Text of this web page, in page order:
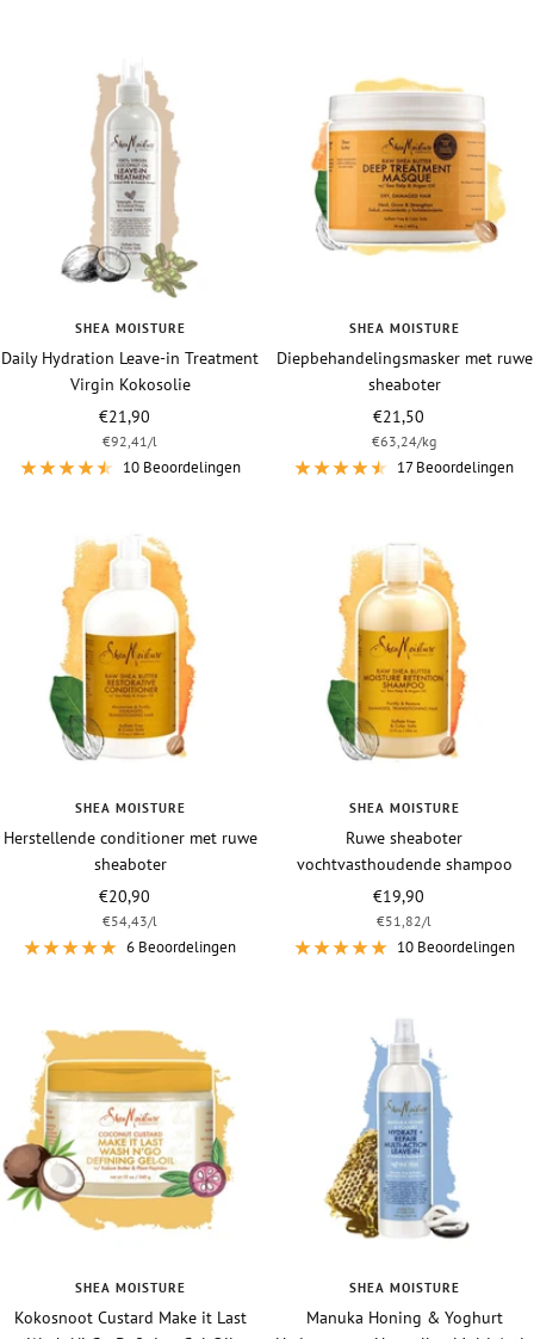
SHEA MOISTURE
Daily Hydration Leave-in Treatment
Virgin Kokosolie
Vraagprijs
€21,90
€92,41/l
10 Beoordelingen
SHEA MOISTURE
Diepbehandelingsmasker met ruwe
sheaboter
Vraagprijs
€21,50
€63,24/kg
17 Beoordelingen
SHEA MOISTURE
Herstellende conditioner met ruwe
sheaboter
Vraagprijs
€20,90
€54,43/l
6 Beoordelingen
SHEA MOISTURE
Ruwe sheaboter
vochtvasthoudende shampoo
Vraagprijs
€19,90
€51,82/l
10 Beoordelingen
SHEA MOISTURE
Kokosnoot Custard Make it Last
SHEA MOISTURE
Manuka Honing & Yoghurt